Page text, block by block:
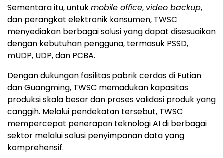
Sementara itu, untukmobile office, video backup,
dan perangkat elektronik konsumen, TWSC
menyediakan berbagai solusi yang dapat disesuaikan
dengan kebutuhan pengguna, termasuk PSSD,
mUDP, UDP, dan PCBA.
Dengan dukungan fasilitas pabrik cerdas di Futian
dan Guangming, TWSC memadukan kapasitas
produksi skala besar dan proses validasi produk yang
canggih. Melalui pendekatan tersebut, TWSC
mempercepat penerapan teknologi AI di berbagai
sektor melalui solusi penyimpanan data yang
komprehensif.